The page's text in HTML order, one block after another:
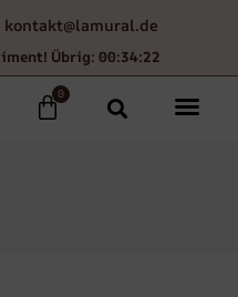
kontakt@lamural.de
Übrig: 00:34:22
0